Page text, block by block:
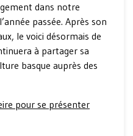
dans notre
passée. Après son
le voici désormais de
à partager sa
basque auprès des
pour se présenter